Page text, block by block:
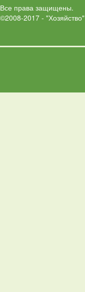
Все права защищены.
©2008-2017 - "Хозяйство"